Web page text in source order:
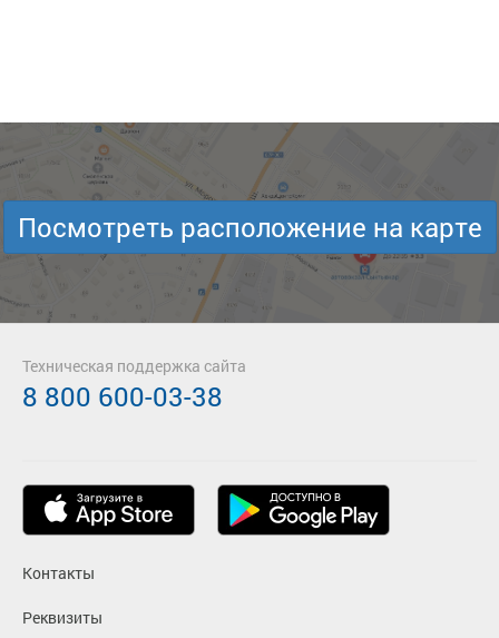
Посмотреть расположение на карте
Контакты
Реквизиты
Техническая поддержка сайта
8 800 600-03-38